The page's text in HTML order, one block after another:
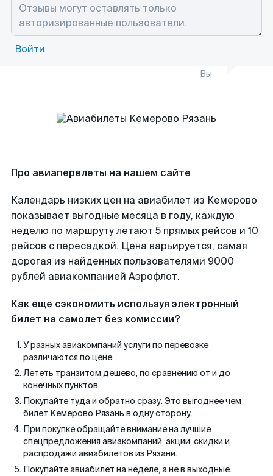
Войти
Вы
Про авиаперелеты на нашем сайте
Календарь низких цен на авиабилет из Кемерово
показывает выгодные месяца в году, каждую
неделю по маршруту летают 5 прямых рейсов и 10
рейсов с пересадкой. Цена варьируется, самая
дорогая из найденных пользователями 9000
рублей авиакомпанией Аэрофлот.
Как еще сэкономить используя электронный
билет на самолет без комиссии?
У разных авиакомпаний услуги по перевозке
различаются по цене.
Лететь транзитом дешево, по сравнению от и до
конечных пунктов.
Покупайте туда и обратно сразу. Это выгоднее чем
билет Кемерово Рязань в одну сторону.
При покупке обращайте внимание на лучшие
спецпредложения авиакомпаний, акции, скидки и
распродажи авиабилетов из Рязани.
Покупайте авиабилет на неделе, а не в выходные.